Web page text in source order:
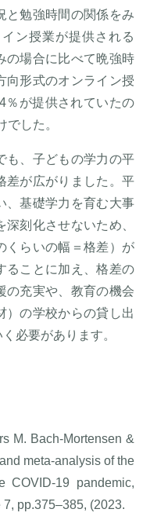
と勉強時間の関係をみ
ン授業が提供される
の場合に比べて晩強時
向形式のオンライン授
％が提供されていたの
した。
も、子どもの学力の平
差が広がりました。平
、基礎学力を育む大事
刻化させないため、
くらいの幅＝格差）が
ることに加え、格差の
の充実や、教育の機会
）の学校からの貸し出
必要があります。
M. Bach-Mortensen &
meta-analysis of the
COVID-19 pandemic,
pp.375–385, (2023.